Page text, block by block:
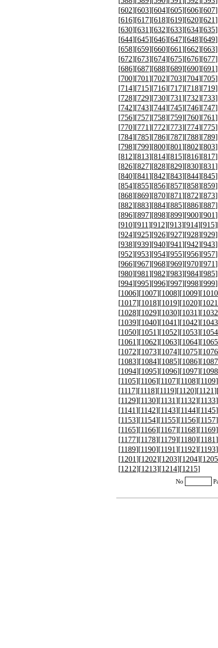
[602][603][604][605][606][607
[616][617][618][619][620][621
[630][631][632][633][634][635
[644][645][646][647][648][649
[658][659][660][661][662][663
[672][673][674][675][676][677
[686][687][688][689][690][691
[700][701][702][703][704][705
[714][715][716][717][718][719
[728][729][730][731][732][733
[742][743][744][745][746][747
[756][757][758][759][760][761
[770][771][772][773][774][775
[784][785][786][787][788][789
[798][799][800][801][802][803
[812][813][814][815][816][817
[826][827][828][829][830][831
[840][841][842][843][844][845
[854][855][856][857][858][859
[868][869][870][871][872][873
[882][883][884][885][886][887
[896][897][898][899][900][901
[910][911][912][913][914][915
[924][925][926][927][928][929
[938][939][940][941][942][943
[952][953][954][955][956][957
[966][967][968][969][970][971
[980][981][982][983][984][985
[994][995][996][997][998][999
[1006][1007][1008][1009][1010
[1017][1018][1019][1020][1021
[1028][1029][1030][1031][1032
[1039][1040][1041][1042][1043
[1050][1051][1052][1053][1054
[1061][1062][1063][1064][1065
[1072][1073][1074][1075][1076
[1083][1084][1085][1086][1087
[1094][1095][1096][1097][1098
[1105][1106][1107][1108][1109
[1117][1118][1119][1120][1121
[1129][1130][1131][1132][1133
[1141][1142][1143][1144][1145
[1153][1154][1155][1156][1157
[1165][1166][1167][1168][1169
[1177][1178][1179][1180][1181
[1189][1190][1191][1192][1193
[1201][1202][1203][1204][1205
[1212][1213][1214][1215]
No